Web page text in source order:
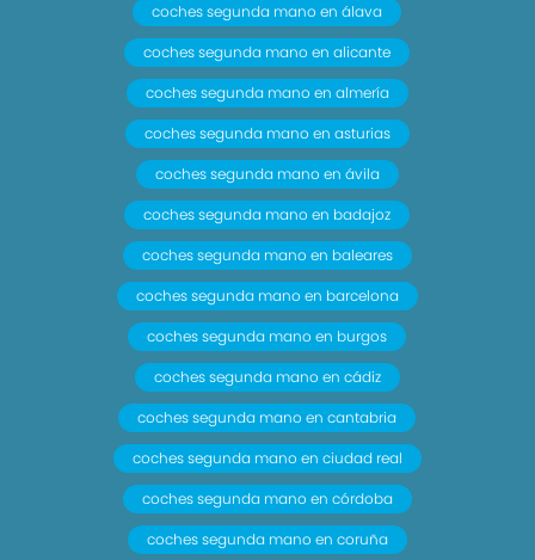
coches segunda mano en álava
coches segunda mano en alicante
coches segunda mano en almería
coches segunda mano en asturias
coches segunda mano en ávila
coches segunda mano en badajoz
coches segunda mano en baleares
coches segunda mano en barcelona
coches segunda mano en burgos
coches segunda mano en cádiz
coches segunda mano en cantabria
coches segunda mano en ciudad real
coches segunda mano en córdoba
coches segunda mano en coruña